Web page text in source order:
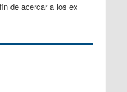
de acercar a los ex